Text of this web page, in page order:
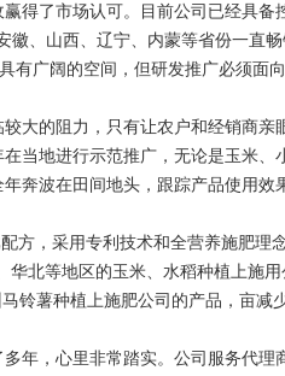
得了市场认可。目前公司已经具备
、山西、辽宁、内蒙等省份一直
广阔的空间，但研发推广必须面向
的阻力，只有让农户和经销商亲
当地进行示范推广，无论是玉米、
奔波在田间地头，跟踪产品使用效
，采用专利技术和全营养施肥理
北等地区的玉米、水稻种植上施用
铃薯种植上施肥公司的产品，亩减
，心里非常踏实。公司服务代理